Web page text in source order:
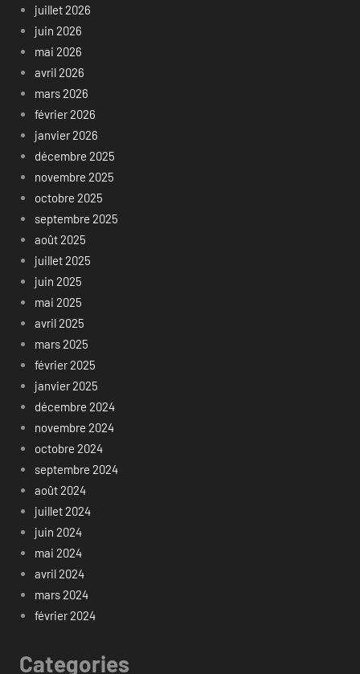
juillet 2026
juin 2026
mai 2026
avril 2026
mars 2026
février 2026
janvier 2026
décembre 2025
novembre 2025
octobre 2025
septembre 2025
août 2025
juillet 2025
juin 2025
mai 2025
avril 2025
mars 2025
février 2025
janvier 2025
décembre 2024
novembre 2024
octobre 2024
septembre 2024
août 2024
juillet 2024
juin 2024
mai 2024
avril 2024
mars 2024
février 2024
Categories